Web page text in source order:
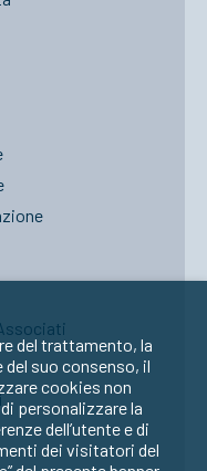
del trattamento, la
suo consenso, il
cookies non
personalizzare la
dell’utente e di
dei visitatori del